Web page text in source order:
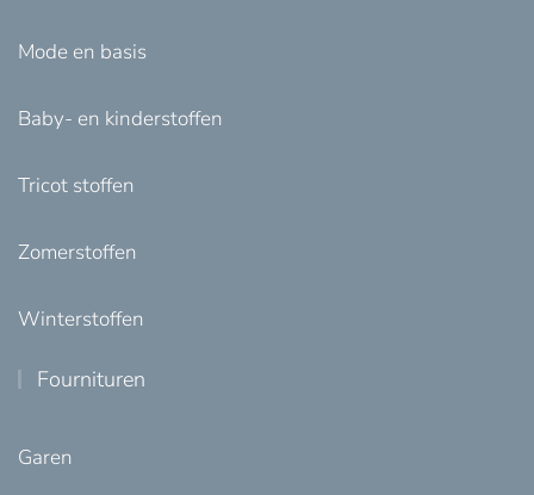
Mode en basis
Baby- en kinderstoffen
Tricot stoffen
Zomerstoffen
Winterstoffen
Fournituren
Garen